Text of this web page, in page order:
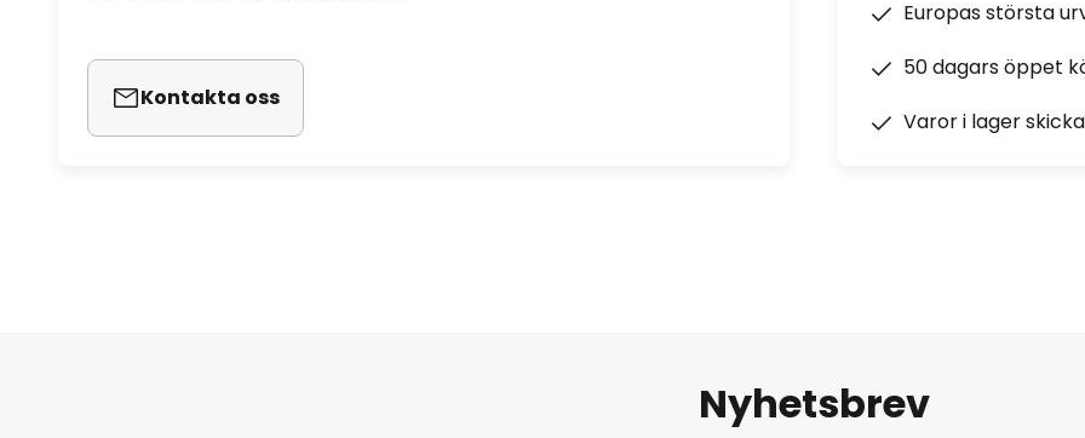
Kontakta oss
Europas största
50 dagars öppet
Varor i lager
Nyhetsbrev